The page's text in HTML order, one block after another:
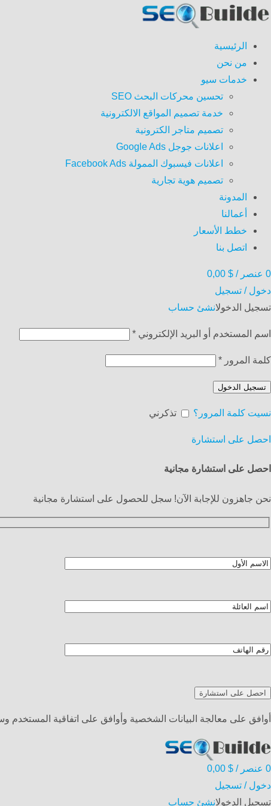
الرئيسية
من نحن
خدمات سيو
تحسين محركات البحث SEO
خدمة تصميم المواقع الالكترونية
تصميم متاجر الكترونية
اعلانات جوجل Google Ads
اعلانات فيسبوك الممولة Facebook Ads
تصميم هوية تجارية
المدونة
أعمالنا
خطط الأسعار
اتصل بنا
0 عنصر /
0,00 $
دخول / تسجيل
تسجيل الدخولانشئ حساب
اسم المستخدم أو البريد الإلكتروني *
كلمة المرور *
تسجيل الدخول
نسيت كلمة المرور؟ تذكرني
احصل على استشارة
احصل على استشارة مجانية
نحن جاهزون للإجابة الآن! سجل للحصول على استشارة مجانية
أوافق على معالجة البيانات الشخصية وأوافق على اتفاقية المستخدم
0 عنصر /
0,00 $
دخول / تسجيل
تسجيل الدخولانشئ حساب